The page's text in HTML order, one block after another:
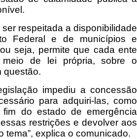
respeitada a disponibilidade
Federal e de municípios e
seja, permite que cada ente
de lei própria, sobre o
questão.
impediu a concessão
para adquiri-las, como
do estado de emergência
restrições e devolver aos
tema”, explica o comunicado.